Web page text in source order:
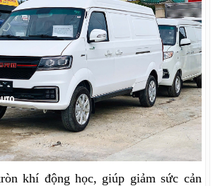
khí động học, giúp giảm sức cản